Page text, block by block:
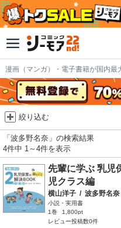
漫画（マンガ）・電子書籍が国内最
絞り込む
「波多野名奈」の検索結果
4件中 1～4件を表示
先輩に学ぶ 乳児
児クラス編
横山洋子 / 波多野名奈
小説・実用書
1巻
1,800pt
レビュー投稿数0件